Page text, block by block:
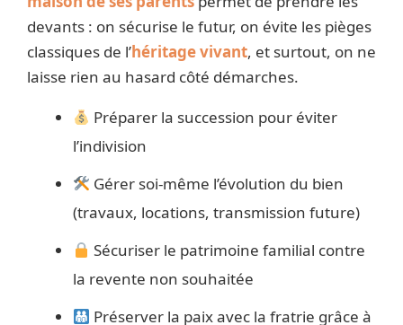
devants : on sécurise le futur, on évite les pièges
classiques de l’héritage vivant, et surtout, on ne
laisse rien au hasard côté démarches.
Préparer la succession pour éviter
l’indivision
Gérer soi-même l’évolution du bien
(travaux, locations, transmission future)
Sécuriser le patrimoine familial contre
la revente non souhaitée
Préserver la paix avec la fratrie grâce à